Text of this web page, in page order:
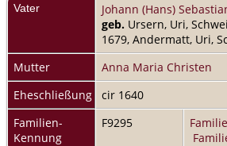
Vater Johann (Hans)
geb. Ursern, Uri,
1679, Andermatt, Uri,
Mutter
Anna Maria Christen
Eheschließung
cir 1640
Familien-
Kennung
F9295